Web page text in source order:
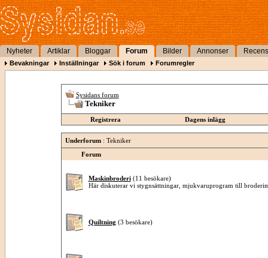
Nyheter Artiklar Bloggar Forum Bilder Annonser
Bevakningar Inställningar Sök i forum Forumregler
Sysidans forum
Tekniker
Registrera Dagens inlägg
Underforum: Tekniker
Forum
Maskinbroderi (11 besökare)
Här diskuterar vi stygnsättningar, mjukvaruprogram till
Quiltning (3 besökare)